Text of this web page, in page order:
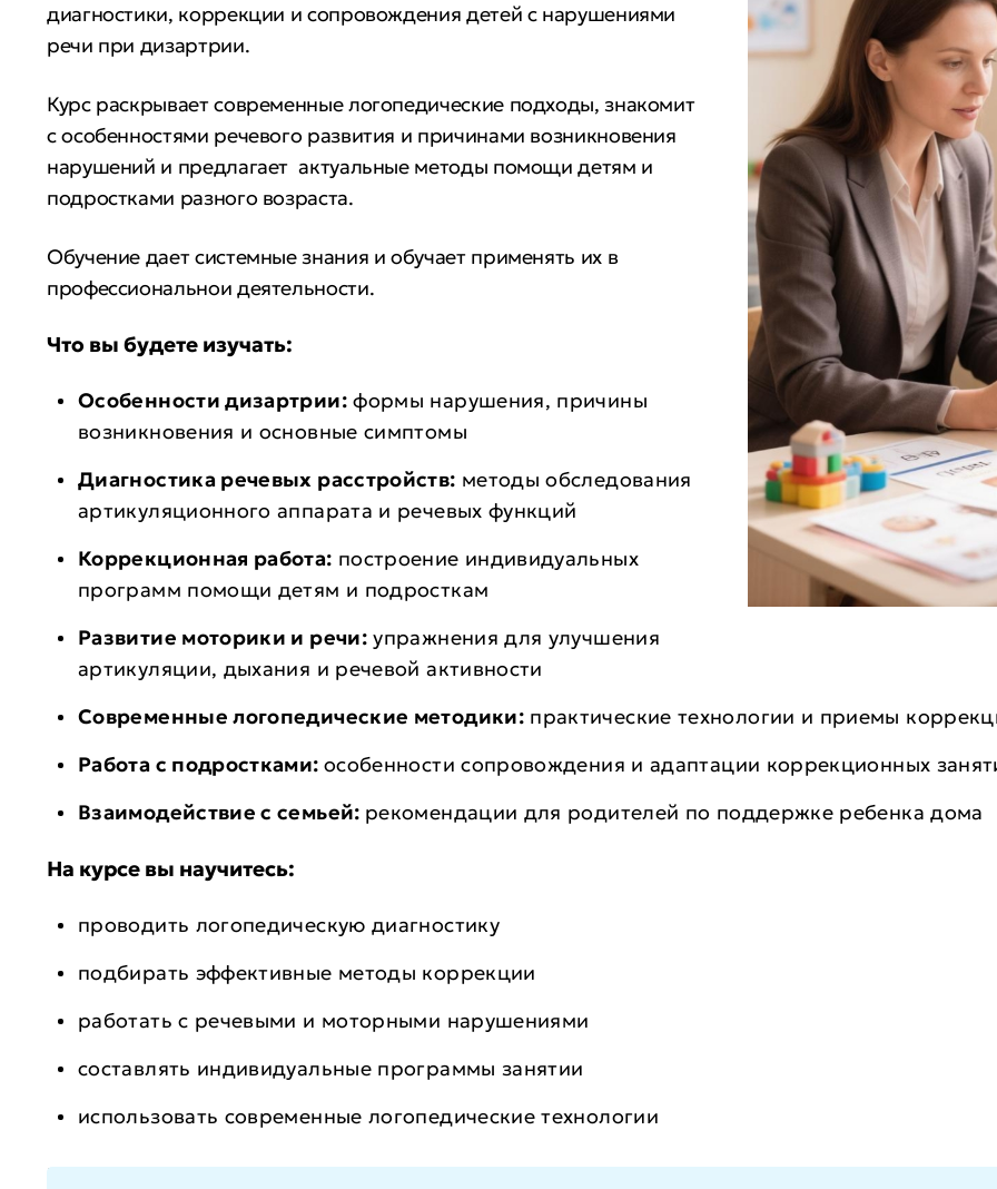
диагностики, коррекции и сопровождения детей с нарушениями
речи при дизартрии.
Курс раскрывает современные логопедические подходы, знакомит
с особенностями речевого развития и причинами возникновения
нарушений и предлагает актуальные методы помощи детям и
подростками разного возраста.
Обучение дает системные знания и обучает применять их в
профессиональнои деятельности.
Что вы будете изучать:
Особенности дизартрии:формы нарушения, причины
возникновения и основные симптомы
Диагностика речевых расстройств: методы обследования
артикуляционного аппарата и речевых функций
Коррекционная работа: построение индивидуальных
программ помощи детям и подросткам
Развитие моторики и речи: упражнения для улучшения
артикуляции, дыхания и речевой активности
Современные логопедические методики:практические технологии и приемы
Работа с подростками: особенности сопровождения и адаптации коррекционных
Взаимодействие с семьей: рекомендации для родителей по поддержке ребенка дома
На курсе вы научитесь:
проводить логопедическую диагностику
подбирать эффективные методы коррекции
работать с речевыми и моторными нарушениями
составлять индивидуальные программы занятии
использовать современные логопедические технологии
После обучения вы будете уверенно работать в детских садах, школах, медицинских и